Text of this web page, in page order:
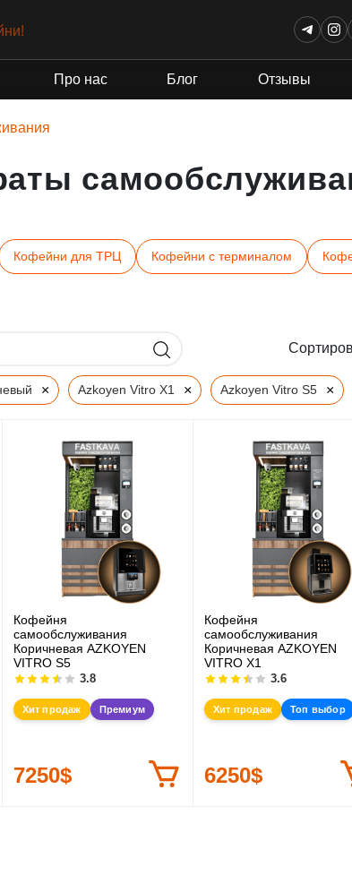
Про нас Блог Отзывы
Кофейни для ТРЦ Кофейни с терминалом
× Azkoyen Vitro X1 × Azkoyen Vitro S5 ×
Кофейня
самообслуживания
Коричневая AZKOYEN
VITRO S5
3.8
Хит продаж Премиум
7250$
Кофейня
самообслуживания
Коричневая AZKOYEN
VITRO X1
3.6
Хит продаж Топ выбор
6250$